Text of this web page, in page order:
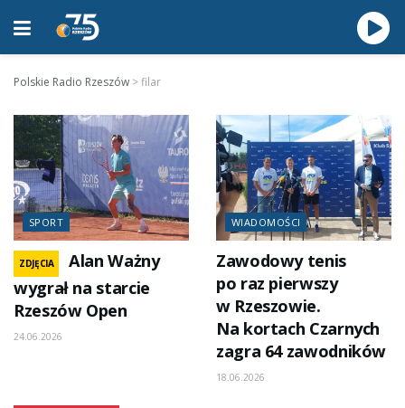
Polskie Radio Rzeszów >filar
SPORT
ZDJĘCIA
Alan Ważny
wygrał na starcie
Rzeszów Open
24.06.2026
WIADOMOŚCI
Zawodowy tenis
po raz pierwszy
w Rzeszowie.
Na kortach Czarnych
zagra 64 zawodników
18.06.2026